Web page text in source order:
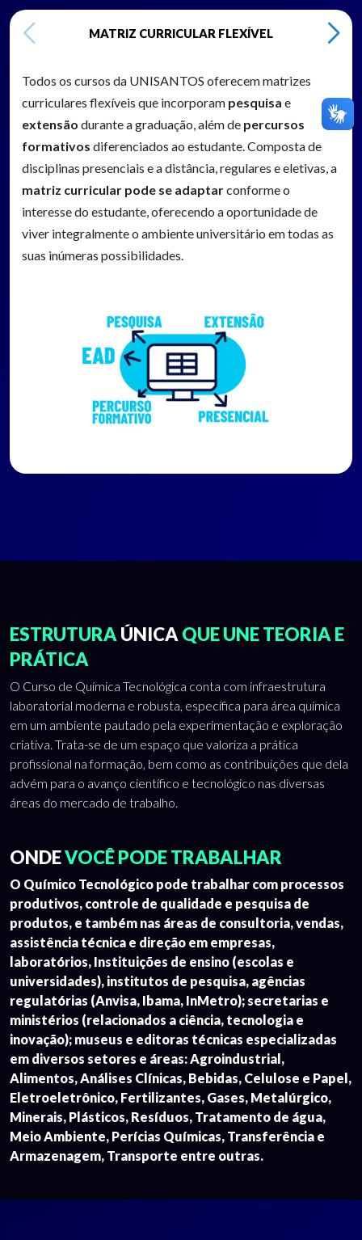
MATRIZ CURRICULAR FLEXÍVEL
Todos os cursos da UNISANTOS oferecem matrizes
curriculares flexíveis que incorporam pesquisa e
extensão durante a graduação, além de percursos
formativos diferenciados ao estudante. Composta de
disciplinas presenciais e a distância, regulares e eletivas, a
matriz curricular pode se adaptarconforme o
interesse do estudante, oferecendo a oportunidade de
viver integralmente o ambiente universitário em todas as
suas inúmeras possibilidades.
ESTRUTURA ÚNICA QUE UNE TEORIA E
PRÁTICA
O Curso de Química Tecnológica conta com infraestrutura
laboratorial moderna e robusta, específica para área química
em um ambiente pautado pela experimentação e exploração
criativa. Trata-se de um espaço que valoriza a prática
profissional na formação, bem como as contribuições que dela
advém para o avanço científico e tecnológico nas diversas
áreas do mercado de trabalho.
ONDEVOCÊ PODE TRABALHAR
O Químico Tecnológico pode trabalhar com processos
produtivos, controle de qualidade e pesquisa de
produtos, e também nas áreas de consultoria, vendas,
assistência técnica e direção em empresas,
laboratórios, Instituições de ensino (escolas e
universidades), institutos de pesquisa, agências
regulatórias (Anvisa, Ibama, InMetro); secretarias e
ministérios (relacionados a ciência, tecnologia e
inovação); museus e editoras técnicas especializadas
em diversos setores e áreas: Agroindustrial,
Alimentos, Análises Clínicas, Bebidas, Celulose e Papel,
Eletroeletrônico, Fertilizantes, Gases, Metalúrgico,
Minerais, Plásticos, Resíduos, Tratamento de água,
Meio Ambiente, Perícias Químicas, Transferência e
Armazenagem, Transporte entre outras.